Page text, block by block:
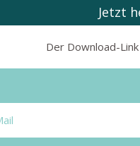
Jetzt
Der Download-